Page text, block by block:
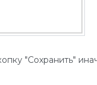
"Сохранить"